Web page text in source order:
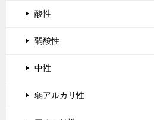
酸性
弱酸性
中性
弱アルカリ性